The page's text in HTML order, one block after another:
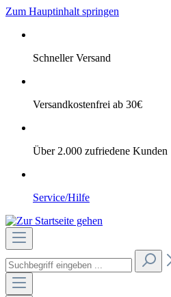
Zum Hauptinhalt springen
Schneller Versand
Versandkostenfrei ab 30€
Über 2.000 zufriedene Kunden
Service/Hilfe